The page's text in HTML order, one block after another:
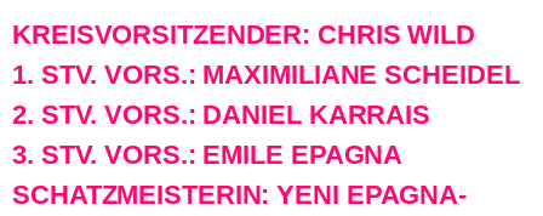
KREISVORSITZENDER: CHRIS WILD
1. STV. VORS.: MAXIMILIANE SCHEIDEL
2. STV. VORS.: DANIEL KARRAIS
3. STV. VORS.: EMILE EPAGNA
SCHATZMEISTERIN: YENI EPAGNA-